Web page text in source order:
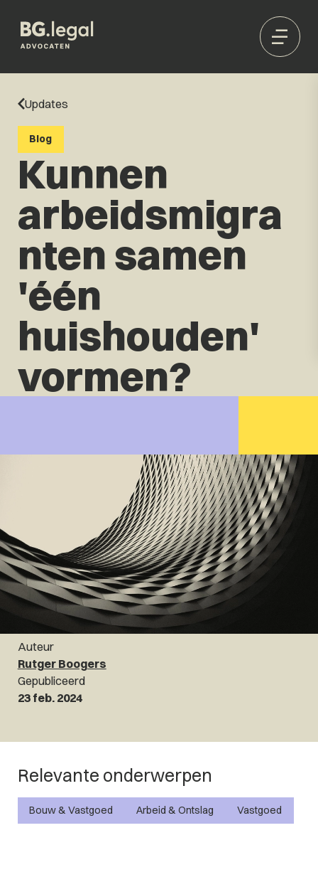
Updates
Blog
Kunnen
arbeidsmigra
nten samen
'één
huishouden'
vormen?
Auteur
Rutger Boogers
Gepubliceerd
23 feb. 2024
Relevante onderwerpen
Bouw & Vastgoed Arbeid & Ontslag Vastgoed